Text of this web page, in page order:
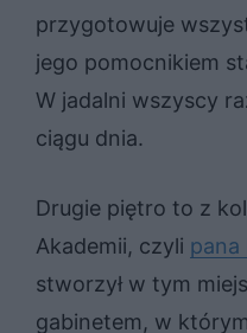
przygotowuje
jego pomocnikiem
W jadalni wszyscy
ciągu dnia.
Drugie piętro to z
Akademii, czyli pana
stworzył w tym
gabinetem, w